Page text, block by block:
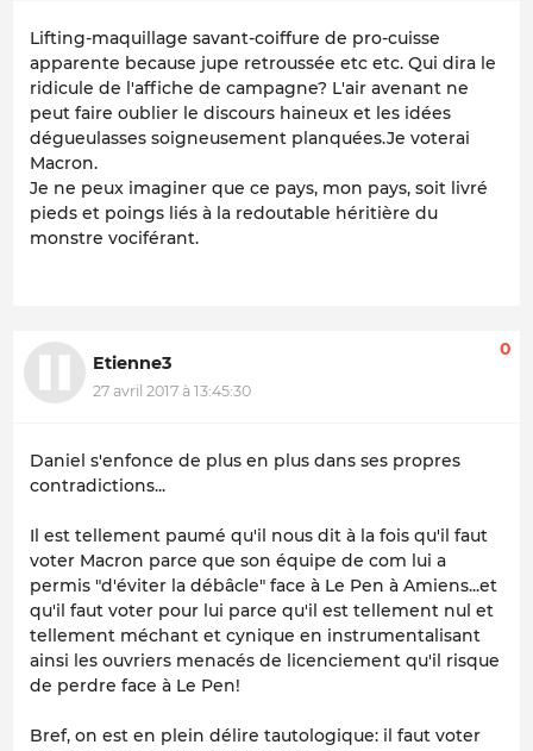
Lifting-maquillage savant-coiffure de pro-cuisse
apparente because jupe retroussée etc etc. Qui dira le
ridicule de l'affiche de campagne? L'air avenant ne
peut faire oublier le discours haineux et les idées
dégueulasses soigneusement planquées.Je voterai
Macron.
Je ne peux imaginer que ce pays, mon pays, soit livré
pieds et poings liés à la redoutable héritière du
monstre vociférant.
Etienne3
27 avril 2017 à 13:45:30
0
Daniel s'enfonce de plus en plus dans ses propres
contradictions...
Il est tellement paumé qu'il nous dit à la fois qu'il faut
voter Macron parce que son équipe de com lui a
permis "d'éviter la débâcle" face à Le Pen à Amiens...et
qu'il faut voter pour lui parce qu'il est tellement nul et
tellement méchant et cynique en instrumentalisant
ainsi les ouvriers menacés de licenciement qu'il risque
de perdre face à Le Pen!
Bref, on est en plein délire tautologique: il faut voter